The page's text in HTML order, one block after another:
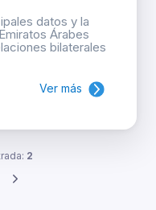
datos y la
Árabes
bilaterales
Ver más
2